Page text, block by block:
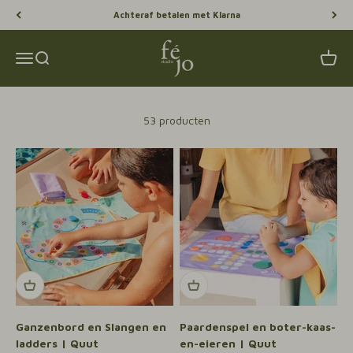
Gratis verzending vanaf 75,-
MenuZoeken
Féjo Studio
53 producten
Ganzenbord en Slangen en
ladders | Quut
Paardenspel en boter-kaas-
en-eieren | Quut